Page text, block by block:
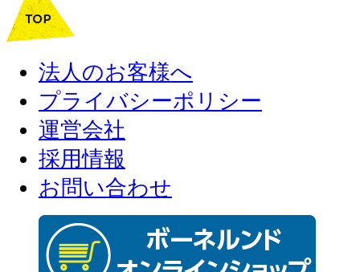
法人のお客様へ
プライバシーポリシー
運営会社
採用情報
お問い合わせ